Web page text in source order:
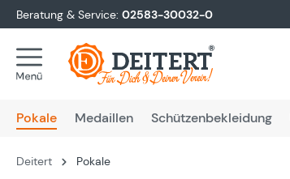
Zur Hauptnavigation springen
Beratung & Service: 02583-30032-0
Pokale Medaillen Schützenbekleidung
Deitert Pokale